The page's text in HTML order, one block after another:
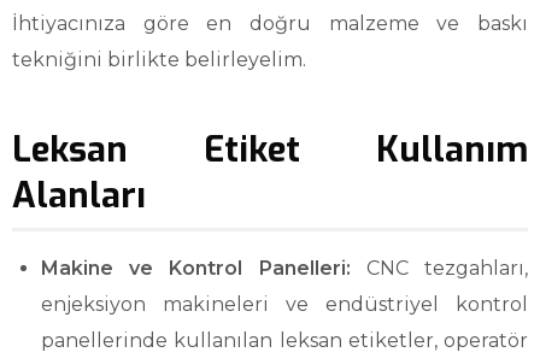
İhtiyacınıza göre en doğru malzeme ve baskı
tekniğini birlikte belirleyelim.
Leksan Etiket Kullanım
Alanları
Makine ve Kontrol Panelleri: CNC tezgahları,
enjeksiyon makineleri ve endüstriyel kontrol
panellerinde kullanılan leksan etiketler, operatör